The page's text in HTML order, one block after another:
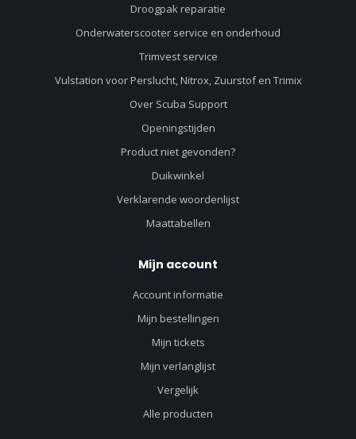
Droogpak reparatie
Onderwaterscooter service en onderhoud
Trimvest service
Vulstation voor Perslucht, Nitrox, Zuurstof en Trimix
Over Scuba Support
Openingstijden
Product niet gevonden?
Duikwinkel
Verklarende woordenlijst
Maattabellen
Mijn account
Account informatie
Mijn bestellingen
Mijn tickets
Mijn verlanglijst
Vergelijk
Alle producten